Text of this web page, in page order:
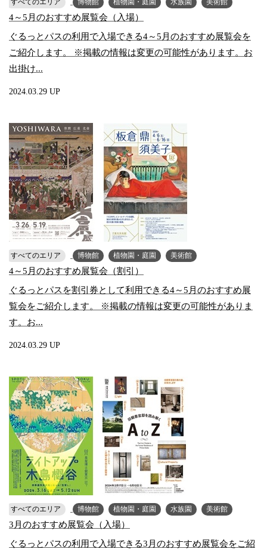
すべてのエリア 博物館 植物園・庭園 水族園 美術館
4～5月のおすすめ展覧会（入場）
ぐるっとパスの利用で入場できる4～5月のおすすめ展覧会を
ご紹介します。 ※掲載の情報は変更の可能性があります。お
出掛け...
2024.03.29 UP
すべてのエリア 博物館 植物園・庭園 美術館
4～5月のおすすめ展覧会（割引）
ぐるっとパスを割引券として利用できる4～5月のおすすめ展
覧会をご紹介します。 ※掲載の情報は変更の可能性がありま
す。お...
2024.03.29 UP
すべてのエリア 博物館 植物園・庭園 水族園 美術館
3月のおすすめ展覧会（入場）
ぐるっとパスの利用で入場できる3月のおすすめ展覧会をご紹